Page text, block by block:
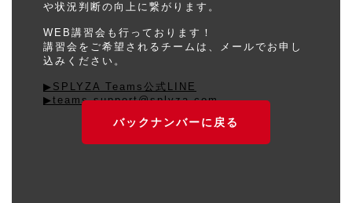
や状況判断の向上に繋がります。
WEB講習会も行っております！
講習会をご希望されるチームは、メールでお申し
込みください。
▶︎SPLYZA Teams公式LINE
▶︎teams.support@splyza.com
バックナンバーに戻る